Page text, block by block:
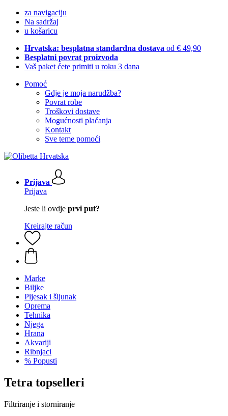
za navigaciju
Na sadržaj
u košaricu
Hrvatska: besplatna standardna dostava od € 49,90
Besplatni povrat proizvoda
Vaš paket ćete primiti u roku 3 dana
Pomoć
Gdje je moja narudžba?
Povrat robe
Troškovi dostave
Mogućnosti plaćanja
Kontakt
Sve teme pomoći
Prijava
Prijava
Jeste li ovdje prvi put?
Kreirajte račun
Marke
Biljke
Pijesak i šljunak
Oprema
Tehnika
Njega
Hrana
Akvariji
Ribnjaci
% Popusti
Tetra topselleri
Filtriranje i storniranje